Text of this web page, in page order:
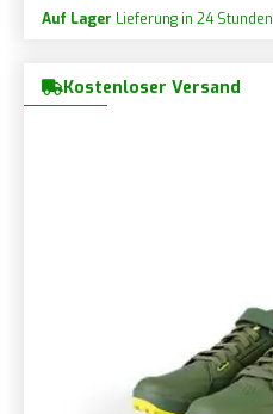
Auf Lager Lieferung in 24 Stunden
Kostenloser Versand